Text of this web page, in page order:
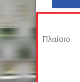
Πλαίσιο